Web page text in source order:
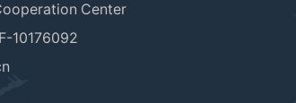
Center
10176092